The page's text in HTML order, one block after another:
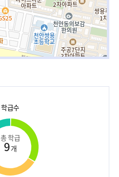
학급수
총 학급
9개